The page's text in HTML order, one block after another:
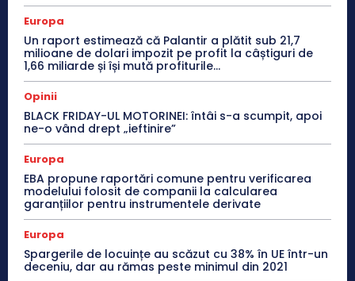
Europa
Un raport estimează că Palantir a plătit sub 21,7
milioane de dolari impozit pe profit la câștiguri de
1,66 miliarde și își mută profiturile...
Opinii
BLACK FRIDAY-UL MOTORINEI: întâi s-a scumpit, apoi
ne-o vând drept „ieftinire”
Europa
EBA propune raportări comune pentru verificarea
modelului folosit de companii la calcularea
garanțiilor pentru instrumentele derivate
Europa
Spargerile de locuințe au scăzut cu 38% în UE într-un
deceniu, dar au rămas peste minimul din 2021